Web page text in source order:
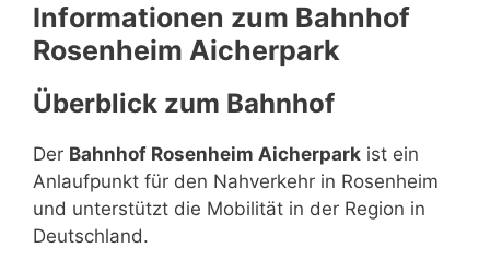
Informationen zum Bahnhof
Rosenheim Aicherpark
Überblick zum Bahnhof
Der Bahnhof Rosenheim Aicherpark ist ein
Anlaufpunkt für den Nahverkehr in Rosenheim
und unterstützt die Mobilität in der Region in
Deutschland.